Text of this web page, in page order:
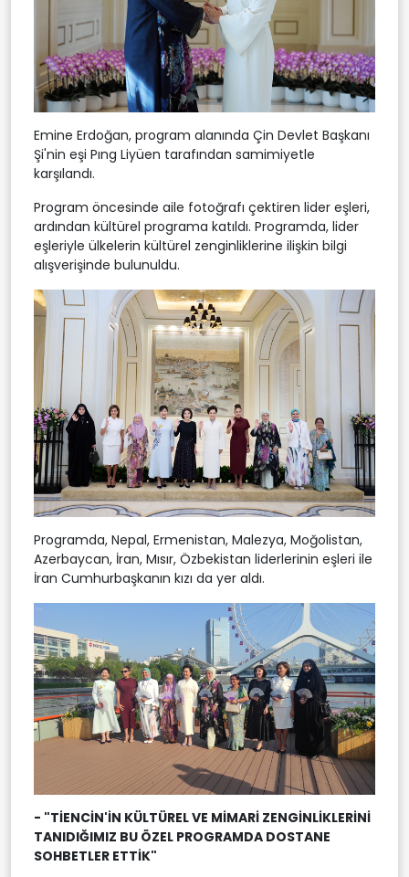
Emine Erdoğan, program alanında Çin Devlet Başkanı
Şi'nin eşi Pıng Liyüen tarafından samimiyetle
karşılandı.
Program öncesinde aile fotoğrafı çektiren lider eşleri,
ardından kültürel programa katıldı. Programda, lider
eşleriyle ülkelerin kültürel zenginliklerine ilişkin bilgi
alışverişinde bulunuldu.
Programda, Nepal, Ermenistan, Malezya, Moğolistan,
Azerbaycan, İran, Mısır, Özbekistan liderlerinin eşleri ile
İran Cumhurbaşkanın kızı da yer aldı.
- "TİENCİN'İN KÜLTÜREL VE MİMARİ ZENGİNLİKLERİNİ
TANIDIĞIMIZ BU ÖZEL PROGRAMDA DOSTANE
SOHBETLER ETTİK"